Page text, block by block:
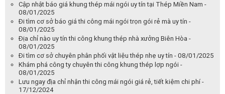
Cập nhật báo giá khung thép mái ngói uy tín tại Thép Miền Nam -
08/01/2025
Đi tìm cơ sở báo giá thi công mái ngói trọn gói rẻ mà uy tín -
08/01/2025
Địa chỉ nào uy tín thi công khung thép nhà xưởng Biên Hòa -
08/01/2025
Đi tìm cơ sở chuyên phân phối vật liệu thép nhẹ uy tín - 08/01/2025
Khám phá công ty chuyên thi công khung thép lợp ngói -
08/01/2025
Lưu ngay địa chỉ nhận thi công mái ngói giá rẻ, tiết kiệm chi phí -
17/12/2024